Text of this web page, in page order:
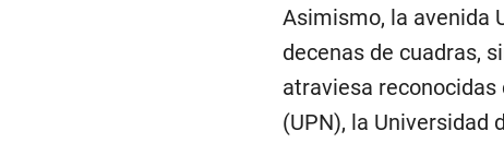
Asimismo, la avenida
decenas de cuadras,
atraviesa
(UPN), la Universidad